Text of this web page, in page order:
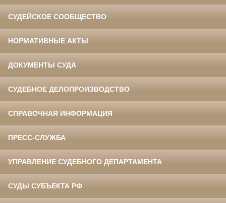
СУДЕЙСКОЕ СООБЩЕСТВО
НОРМАТИВНЫЕ АКТЫ
ДОКУМЕНТЫ СУДА
СУДЕБНОЕ ДЕЛОПРОИЗВОДСТВО
СПРАВОЧНАЯ ИНФОРМАЦИЯ
ПРЕСС-СЛУЖБА
УПРАВЛЕНИЕ СУДЕБНОГО ДЕПАРТАМЕНТА
СУДЫ СУБЪЕКТА РФ